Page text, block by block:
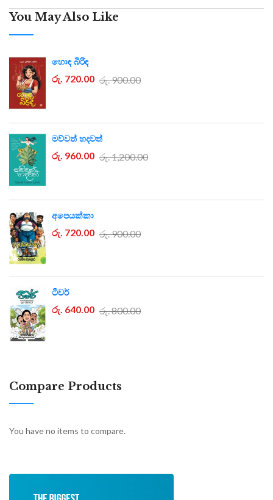
You May Also Like
හොඳ බිරිඳ
රු. 720.00 රු. 900.00
මව්වත් හදවත්
රු. 960.00 රු. 1,200.00
අපෙයක්කා
රු. 720.00 රු. 900.00
ටීචර්
රු. 640.00 රු. 800.00
Compare Products
You have no items to compare.